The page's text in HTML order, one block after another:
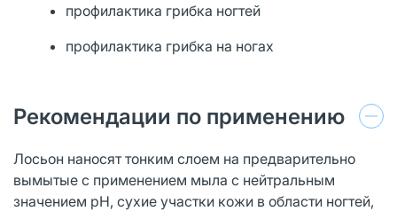
профилактика грибка ногтей
профилактика грибка на ногах
Рекомендации по применению
Лосьон наносят тонким слоем на предварительно
вымытые с применением мыла с нейтральным
значением pH, сухие участки кожи в области ногтей,